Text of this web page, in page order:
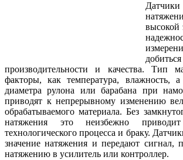
высокой
производительности и качества. Тип
факторы, как температура, влажность,
диаметра рулона или барабана при
приводят к непрерывному изменению
обрабатываемого материала. Без
натяжения это неизбежно
технологического процесса и браку.
значение натяжения и передают сигнал,
натяжению в усилитель или контроллер.